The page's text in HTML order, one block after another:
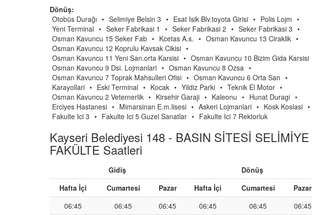
Dönüş:
Otobüs Durağı • Selimiye Belsin 3 • Esat Isik Blv.toyota Girisi • Polis Lojm •
Yeni Terminal • Seker Fabrikasi 1 • Seker Fabrikasi 2 • Seker Fabrikasi 3 •
Osman Kavuncu 15 Seker Fab • Kcetas A.s. • Osman Kavuncu 13 Ciraklik •
Osman Kavuncu 12 Koprulu Kavsak Cikisi •
Osman Kavuncu 11 Yeni San.orta Karsisi • Osman Kavuncu 10 Bizim Gida Karsisi
Osman Kavuncu 9 Dsi. Lojmanlari • Osman Kavuncu 8 Ozsa •
Osman Kavuncu 7 Toprak Mahsulleri Ofisi • Osman Kavuncu 6 Orta San •
Karayollari • Eski Terminal • Kocak • Yildiz Parki • Teknik El Motor •
Osman Kavuncu 2 Veternerlik • Kirsehir Garaji • Kaleonu • Hunat Duragi •
Erciyes Hastanesi • Mimarsinan E.m.lisesi • Askeri Lojmanlari • Kosk Koslasi •
Fakulte Ici 3 • Fakulte Ici 5 Guzel Sanatlar • Fakulte Ici 7 Rektorluk
Kayseri Belediyesi 148 - BASIN SİTESİ SELİMİYE
FAKÜLTE Saatleri
Gidiş
Dönüş
Hafta İçi
Cumartesi Pazar Hafta İçi Cumartesi
Pazar
06:45
06:45 06:45 06:45 06:45
06:45